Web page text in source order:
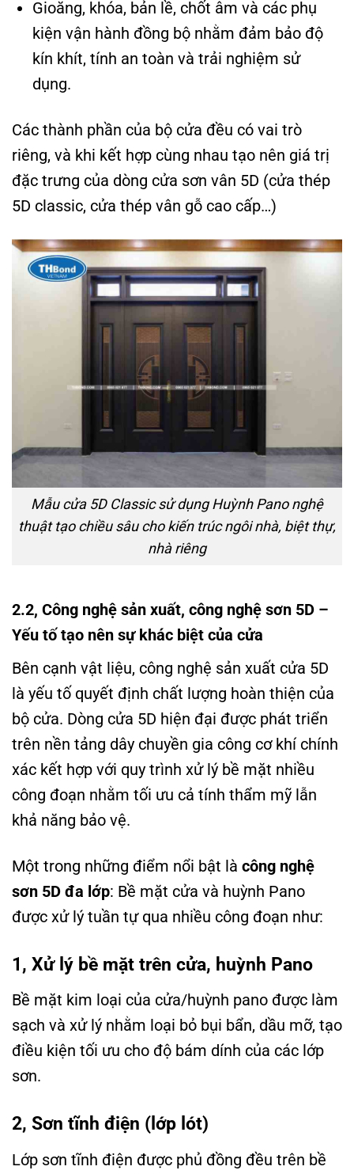
Gioăng, khóa, bản lề, chốt âm và các phụ
kiện vận hành đồng bộ nhằm đảm bảo độ
kín khít, tính an toàn và trải nghiệm sử
dụng.
Các thành phần của bộ cửa đều có vai trò
riêng, và khi kết hợp cùng nhau tạo nên giá trị
đặc trưng của dòng cửa sơn vân 5D (cửa thép
5D classic, cửa thép vân gỗ cao cấp…)
Mẫu cửa 5D Classic sử dụng Huỳnh Pano nghệ
thuật tạo chiều sâu cho kiến trúc ngôi nhà, biệt thự,
nhà riêng
2.2, Công nghệ sản xuất, công nghệ sơn 5D –
Yếu tố tạo nên sự khác biệt của cửa
Bên cạnh vật liệu, công nghệ sản xuất cửa 5D
là yếu tố quyết định chất lượng hoàn thiện của
bộ cửa. Dòng cửa 5D hiện đại được phát triển
trên nền tảng dây chuyền gia công cơ khí chính
xác kết hợp với quy trình xử lý bề mặt nhiều
công đoạn nhằm tối ưu cả tính thẩm mỹ lẫn
khả năng bảo vệ.
Một trong những điểm nổi bật là công nghệ
sơn 5D đa lớp: Bề mặt cửa và huỳnh Pano
được xử lý tuần tự qua nhiều công đoạn như:
1, Xử lý bề mặt trên cửa, huỳnh Pano
Bề mặt kim loại của cửa/huỳnh pano được làm
sạch và xử lý nhằm loại bỏ bụi bẩn, dầu mỡ, tạo
điều kiện tối ưu cho độ bám dính của các lớp
sơn.
2, Sơn tĩnh điện (lớp lót)
Lớp sơn tĩnh điện được phủ đồng đều trên bề